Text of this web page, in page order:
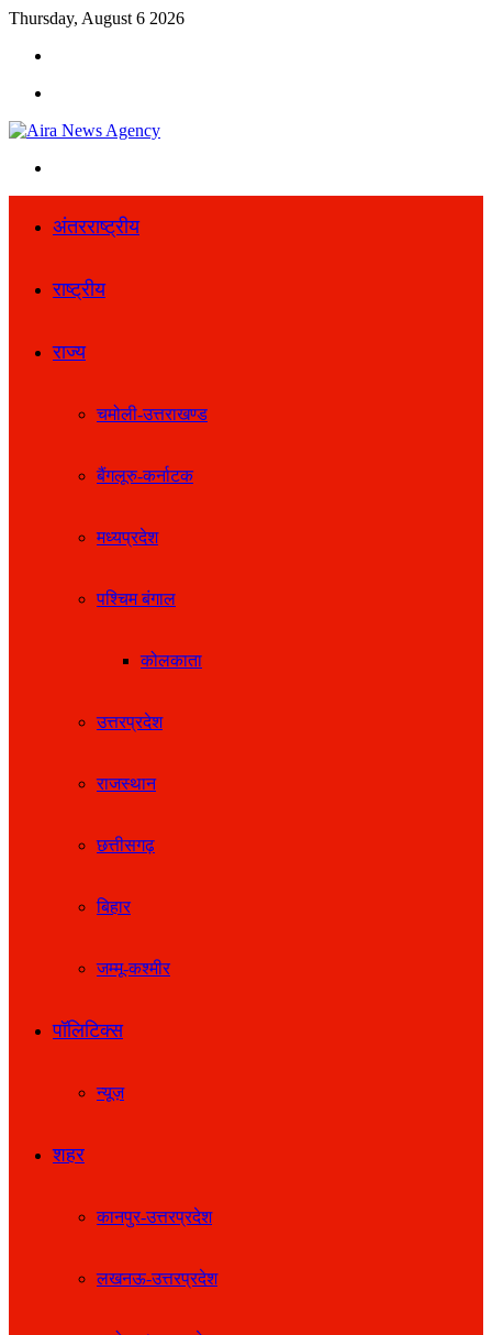
Thursday, August 6 2026
अंतरराष्ट्रीय
राष्ट्रीय
राज्य
चमोली-उत्तराखण्ड
बैंगलूरु-कर्नाटक
मध्यप्रदेश
पश्चिम बंगाल
कोलकाता
उत्तरप्रदेश
राजस्थान
छत्तीसगढ़
बिहार
जम्मू-कश्मीर
पॉलिटिक्स
न्यूज़
शहर
कानपुर-उत्तरप्रदेश
लखनऊ-उत्तरप्रदेश